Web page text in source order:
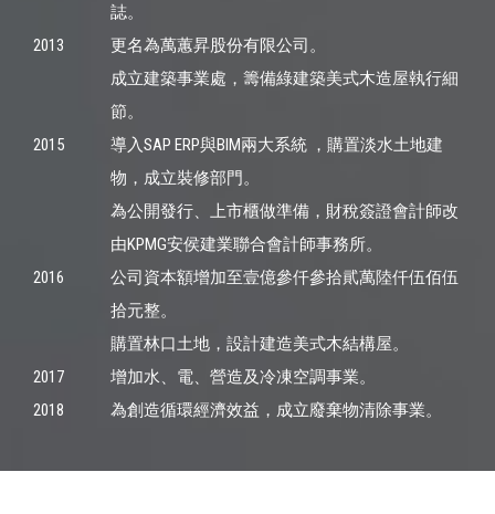
誌。
2013
更名為萬蕙昇股份有限公司。
成立建築事業處，籌備綠建築美式木造屋執行細
節。
2015
導入SAP ERP與BIM兩大系統 ，購置淡水土地建
物，成立裝修部門。
為公開發行、上市櫃做準備，財稅簽證會計師改
由KPMG安侯建業聯合會計師事務所。
2016
公司資本額增加至壹億參仟參拾貮萬陸仟伍佰伍
拾元整。
購置林口土地，設計建造美式木結構屋。
2017
增加水、電、營造及冷凍空調事業。
2018
為創造循環經濟效益，成立廢棄物清除事業。